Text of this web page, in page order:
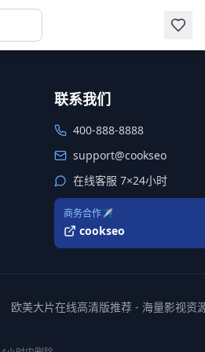
联系我们
400-888-8888
support@cookseo
在线客服 7×24小时
商务合作✈️
cookseo
欧美大片在线高清版推荐 - 海量影视资